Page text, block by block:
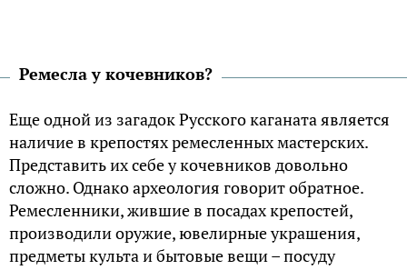
Ремесла у кочевников?
Еще одной из загадок Русского каганата является
наличие в крепостях ремесленных мастерских.
Представить их себе у кочевников довольно
сложно. Однако археология говорит обратное.
Ремесленники, жившие в посадах крепостей,
производили оружие, ювелирные украшения,
предметы культа и бытовые вещи – посуду